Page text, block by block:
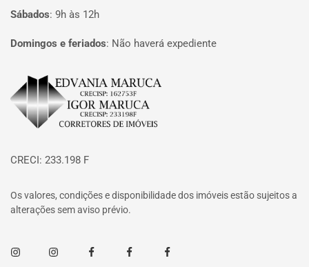
Sábados: 9h às 12h
Domingos e feriados: Não haverá expediente
Página inicial
CRECI: 233.198 F
Os valores, condições e disponibilidade dos imóveis estão sujeitos a
alterações sem aviso prévio.
InstagramInstagramFacebookFacebookFacebook